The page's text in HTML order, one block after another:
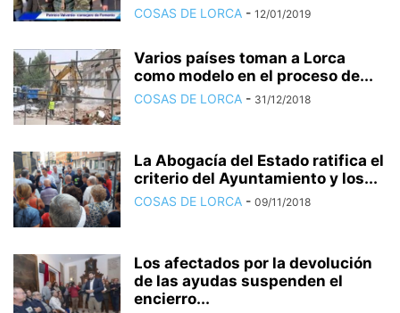
COSAS DE LORCA - 12/01/2019
Varios países toman a Lorca
como modelo en el proceso de...
COSAS DE LORCA - 31/12/2018
La Abogacía del Estado ratifica el
criterio del Ayuntamiento y los...
COSAS DE LORCA - 09/11/2018
Los afectados por la devolución
de las ayudas suspenden el
encierro...